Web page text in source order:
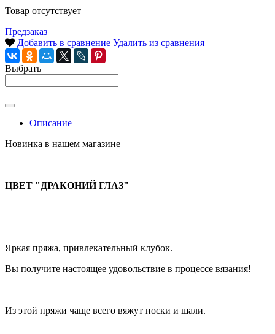
Товар отсутствует
Предзаказ
Добавить в сравнение Удалить из сравнения
Выбрать
Описание
Новинка в нашем магазине
ЦВЕТ "ДРАКОНИЙ ГЛАЗ"
Яркая пряжа, привлекательный клубок.
Вы получите настоящее удовольствие в процессе вязания!
Из этой пряжи чаще всего вяжут носки и шали.